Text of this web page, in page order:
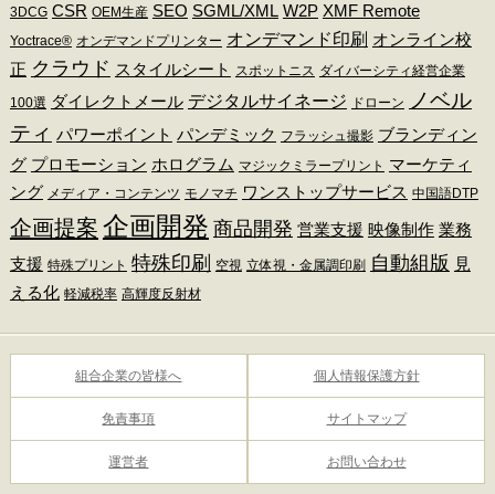
3DCG CSR OEM生産 SEO SGML/XML W2P XMF Remote
Yoctrace® オンデマンドプリンター オンデマンド印刷 オンライン校
正 クラウド スタイルシート スポットニス ダイバーシティ経営企業
100選 ダイレクトメール デジタルサイネージ ドローン
ノベル
ティ パワーポイント パンデミック フラッシュ撮影 ブランディン
グ プロモーション ホログラム マジックミラープリント マーケティ
ング メディア・コンテンツ モノマチ ワンストップサービス 中国語DTP
企画提案 企画開発 商品開発 営業支援 映像制作 業務
支援 特殊プリント 特殊印刷 空視 立体視・金属調印刷 自動組版 見
える化 軽減税率 高輝度反射材
組合企業の皆様へ 個人情報保護方針
免責事項 サイトマップ
運営者 お問い合わせ